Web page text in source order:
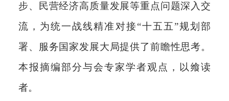
步、民营经济高质量发展等重点问题深入交
流，为统一战线精准对接“十五五”规划部
署、服务国家发展大局提供了前瞻性思考。
本报摘编部分与会专家学者观点，以飨读
者。